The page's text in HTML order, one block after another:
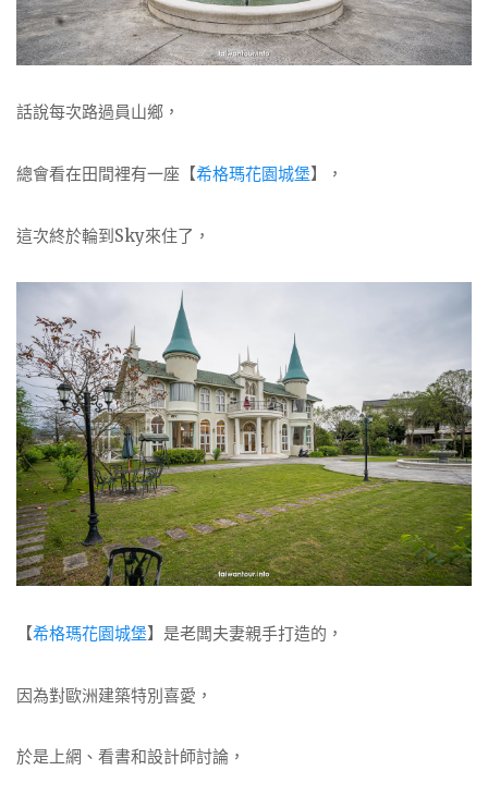
話說每次路過員山鄉，
總會看在田間裡有一座【希格瑪花園城堡】，
這次終於輪到Sky來住了，
【希格瑪花園城堡】是老闆夫妻親手打造的，
因為對歐洲建築特別喜愛，
於是上網、看書和設計師討論，